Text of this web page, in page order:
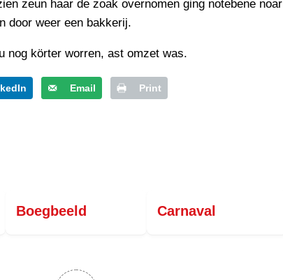
zeun haar de zoak overnomen ging notebene noar
door weer een bakkerij.
nog körter worren, ast omzet was.
Email Print
Boegbeeld Carnaval